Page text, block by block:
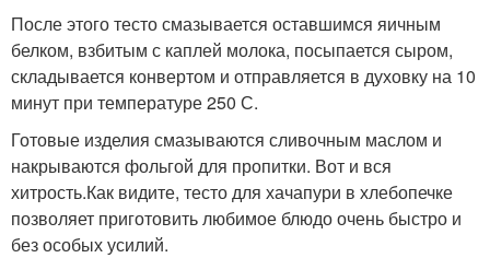
После этого тесто смазывается оставшимся яичным
белком, взбитым с каплей молока, посыпается сыром,
складывается конвертом и отправляется в духовку на 10
минут при температуре 250 С.
Готовые изделия смазываются сливочным маслом и
накрываются фольгой для пропитки. Вот и вся
хитрость.Как видите, тесто для хачапури в хлебопечке
позволяет приготовить любимое блюдо очень быстро и
без особых усилий.